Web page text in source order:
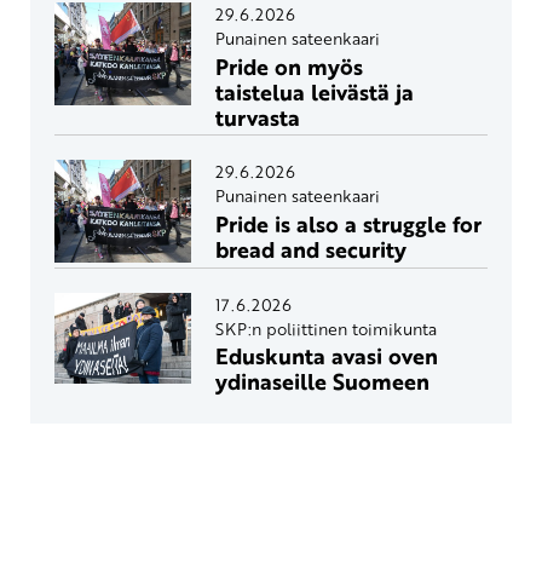
29.6.2026
Punainen sateenkaari
Pride on myös
taistelua leivästä ja
turvasta
29.6.2026
Punainen sateenkaari
Pride is also a struggle for
bread and security
17.6.2026
SKP:n poliittinen toimikunta
Eduskunta avasi oven
ydinaseille Suomeen